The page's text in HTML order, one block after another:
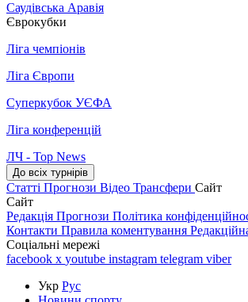
Саудівська Аравія
Єврокубки
Ліга чемпіонів
Ліга Європи
Суперкубок УЄФА
Ліга конференцій
ЛЧ - Top News
До всіх турнірів
Статті Прогнози Відео Трансфери Сайт
Сайт
Редакція Прогнози Політика
Контакти Правила коментування
Соціальні мережі
facebook x youtube instagram telegram viber
Укр Рус